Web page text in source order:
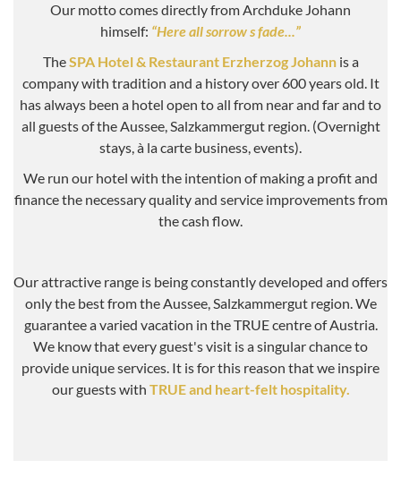
Our motto comes directly from Archduke Johann
himself: “Here all sorrow s fade...”
TheSPA Hotel & Restaurant Erzherzog Johannis a
company with tradition and a history over 600 years old. It
has always been a hotel open to all from near and far and to
all guests of the Aussee, Salzkammergut region. (Overnight
stays, à la carte business, events).
We run our hotel with the intention of making a profit and
finance the necessary quality and service improvements from
the cash flow.
Our attractive range is being constantly developed and offers
only the best from the Aussee, Salzkammergut region. We
guarantee a varied vacation in the TRUE centre of Austria.
We know that every guest's visit is a singular chance to
provide unique services. It is for this reason that we inspire
our guests with TRUE and heart-felt hospitality.